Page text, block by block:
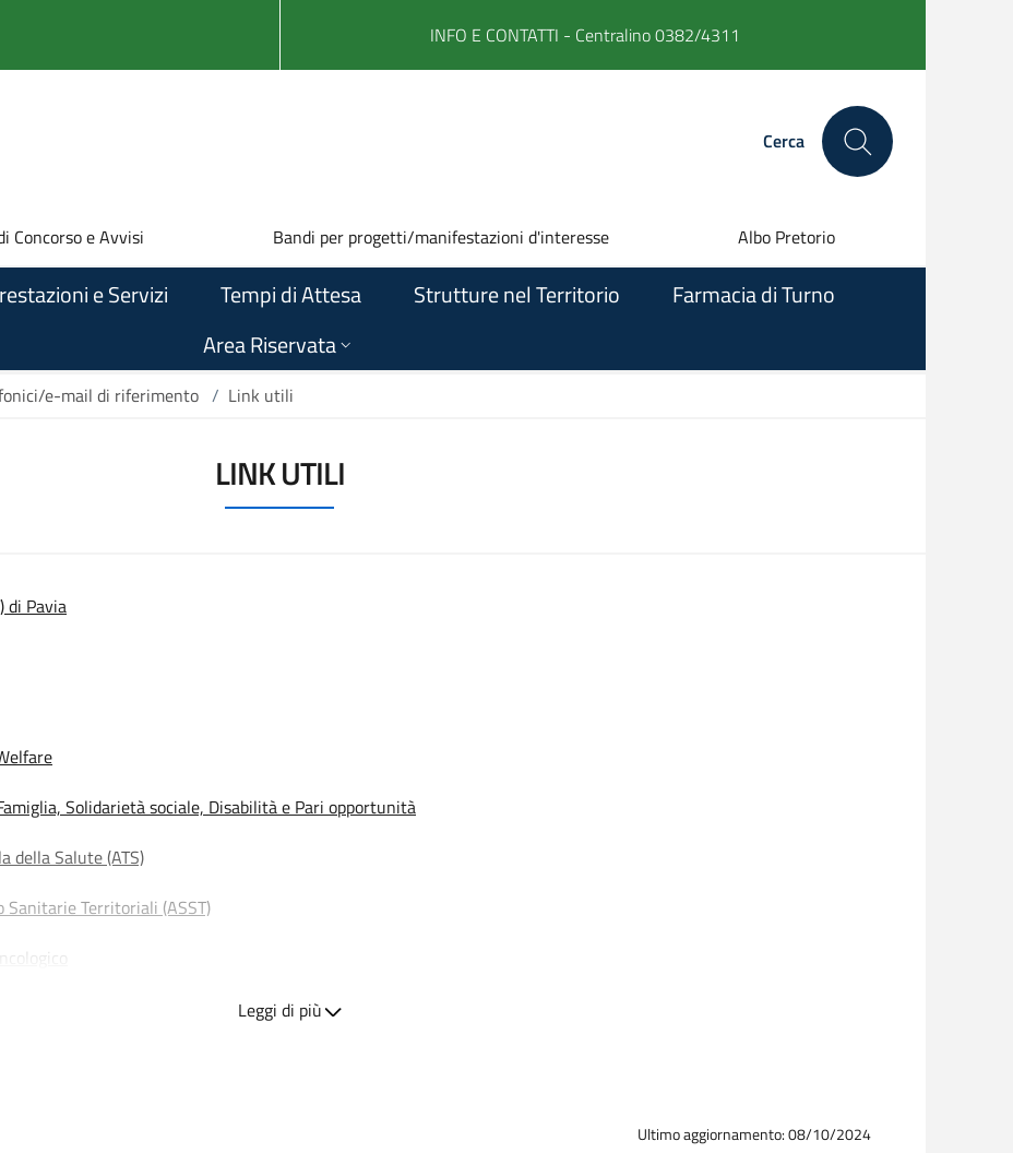
INFO E CONTATTI - Centralino 0382/4311
Cerca
Concorso e Avvisi Bandi per progetti/manifestazioni d'interesse Albo Pretorio
e Servizi Tempi di Attesa Strutture nel Territorio
Farmacia di Turno
Area Riservata
e-mail di riferimento / Link utili
LINK UTILI
di Pavia
Solidarietà sociale, Disabilità e Pari opportunità
della Salute (ATS)
Sanitarie Territoriali (ASST)
Leggi di più
Ultimo aggiornamento: 08/10/2024